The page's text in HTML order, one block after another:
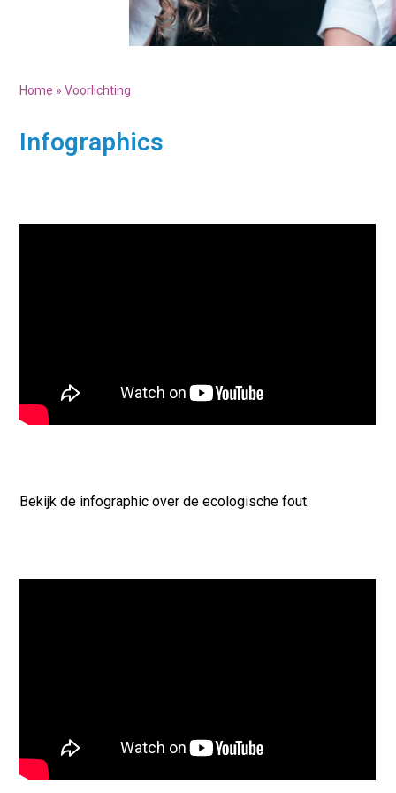
Home »Voorlichting
Infographics
Bekijk de infographic over de ecologische fout.